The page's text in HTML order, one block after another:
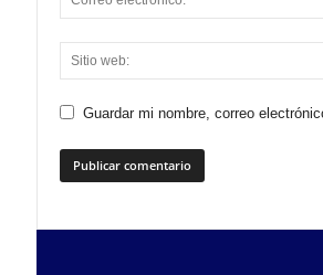
Guardar mi nombre, correo